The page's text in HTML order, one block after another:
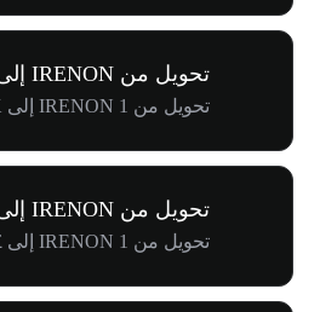
تحويل من IRENON إلى JPY
تحويل من 1 IRENON إلى 円6.67K
تحويل من IRENON إلى GBP
تحويل من 1 IRENON إلى £31.38